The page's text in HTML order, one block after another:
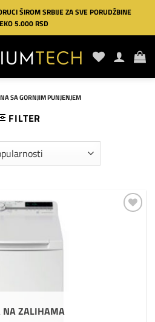
ŠIROM SRBIJE ZA SVE PORUDŽBINE
5.000 RSD
SA GORNJIM PUNJENJEM
FILTER
NA ZALIHAMA